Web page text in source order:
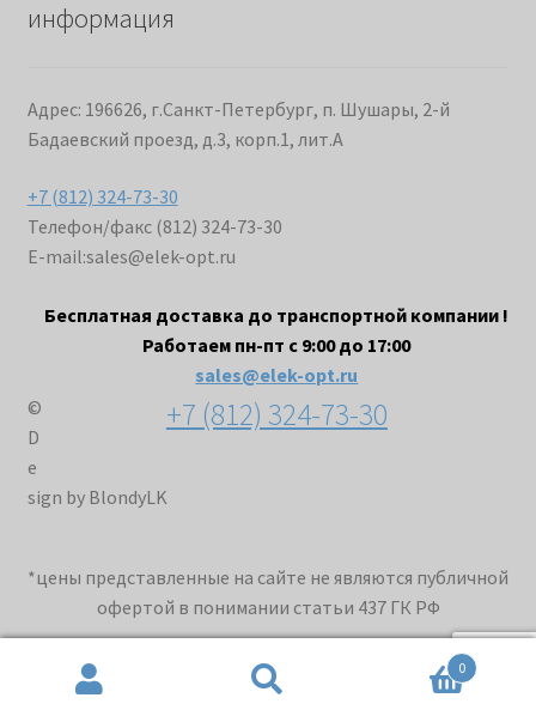
информация
Адрес: 196626, г.Санкт-Петербург, п. Шушары, 2-й
Бадаевский проезд, д.3, корп.1, лит.А
+7 (812) 324-73-30
Телефон/факс (812) 324-73-30
E-mail:sales@elek-opt.ru
Бесплатная доставка до транспортной компании !
Работаем пн-пт с 9:00 до 17:00
sales@elek-opt.ru
+7 (812) 324-73-30
©
D
e
sign by BlondyLK
0
*цены представленные на сайте не являются публичной
офертой в понимании статьи 437 ГК РФ